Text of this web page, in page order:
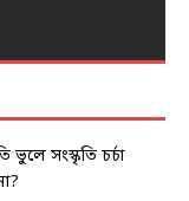
সংস্কৃতি চর্চা